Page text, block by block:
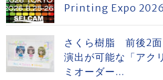
Printing Expo
さくら樹脂 前後2面
演出が可能な「アク
ミオーダー...